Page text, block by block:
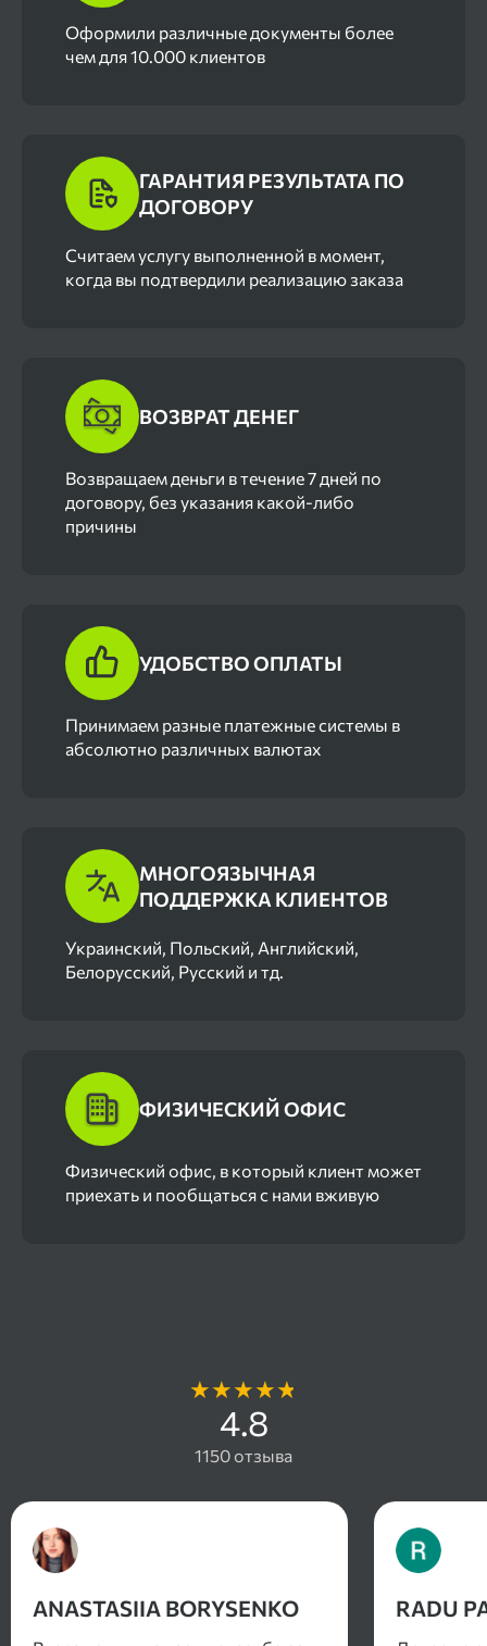
Оформили различные документы более
чем для 10.000 клиентов
ГАРАНТИЯ РЕЗУЛЬТАТА ПО
ДОГОВОРУ
Cчитаем услугу выполненной в момент,
когда вы подтвердили реализацию заказа
ВОЗВРАТ ДЕНЕГ
Возвращаем деньги в течение 7 дней по
договору, без указания какой-либо
причины
УДОБСТВО ОПЛАТЫ
Принимаем разные платежные системы в
абсолютно различных валютах
МНОГОЯЗЫЧНАЯ
ПОДДЕРЖКА КЛИЕНТОВ
Украинский, Польский, Английский,
Белорусский, Русский и тд.
ФИЗИЧЕСКИЙ ОФИС
Физический офис, в который клиент может
приехать и пообщаться с нами вживую
Отзывы наших клиентов
4.8
1150 отзыва
ANASTASIIA BORYSENKO RADU